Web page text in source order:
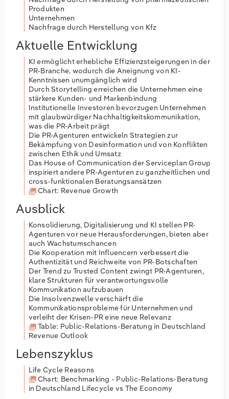
Produkten
Unternehmen
Nachfrage durch Herstellung von Kfz
Aktuelle Entwicklung
KI ermöglicht erhebliche Effizienzsteigerungen in der
PR-Branche, wodurch die Aneignung von KI-
Kenntnissen unumgänglich wird
Durch Storytelling erreichen die Unternehmen eine
stärkere Kunden- und Markenbindung
Institutionelle Investoren bevorzugen Unternehmen
mit glaubwürdiger Nachhaltigkeitskommunikation,
was die PR-Arbeit prägt
Die PR-Agenturen entwickeln Strategien zur
Bekämpfung von Desinformation und von Konflikten
zwischen Ethik und Umsatz
Das House of Communication der Serviceplan Group
inspiriert andere PR-Agenturen zu ganzheitlichen und
cross-funktionalen Beratungsansätzen
Chart: Revenue Growth
Ausblick
Konsolidierung, Digitalisierung und KI stellen PR-
Agenturen vor neue Herausforderungen, bieten aber
auch Wachstumschancen
Die Kooperation mit Influencern verbessert die
Authentizität und Reichweite von PR-Botschaften
Der Trend zu Trusted Content zwingt PR-Agenturen,
klare Strukturen für verantwortungsvolle
Kommunikation aufzubauen
Die Insolvenzwelle verschärft die
Kommunikationsprobleme für Unternehmen und
verleiht der Krisen-PR eine neue Relevanz
Table: Public-Relations-Beratung in Deutschland
Revenue Outlook
Lebenszyklus
Life Cycle Reasons
Chart: Benchmarking - Public-Relations-Beratung
in Deutschland Lifecycle vs The Economy